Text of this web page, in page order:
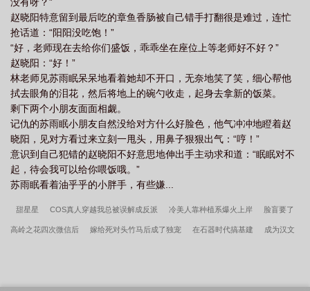
消失了…同一天，在万念俱灰时，他竟然在自己的死对头身上闻到
了难以言喻的香甜气息。-邱寥对新来的转学生挺感兴趣。但一通鸡
飞狗跳的接触下来，他发现这小子目中无人的很，实在欠揍。就在
邱廖对两人关系归于相看两生厌时，这小子竟然红着脸跟他说。“邱
廖，我…能喝一口你的水吗？”邱廖立马就拒绝了：“喝什么喝，我口
水喝不喝啊！”谁知道那家伙竟然娇羞的迟疑了？！-*蛋糕叉子设定*
有私设胆小贪吃大笨蛋诱受x见色起意欠登儿骚攻魔蝎小说
赵晓阳特意留到最后吃的章鱼香肠被自己错手打翻很是难过，连忙
抢话道：“阳阳没吃饱！”
“好，老师现在去给你们盛饭，乖乖坐在座位上等老师好不好？”
赵晓阳：“好！”
林老师见苏雨眠呆呆地看着她却不开口，无奈地笑了笑，细心帮他
拭去眼角的泪花，然后将地上的碗勺收走，起身去拿新的饭菜。
剩下两个小朋友面面相觑。
记仇的苏雨眠小朋友自然没给对方什么好脸色，他气冲冲地瞪着赵
晓阳，见对方看过来立刻一甩头，用鼻子狠狠出气：“哼！”
意识到自己犯错的赵晓阳不好意思地伸出手主动求和道：“眠眠对不
起，待会我可以给你喂饭哦。”
苏雨眠看着油乎乎的小胖手，有些嫌...
甜星星 COS真人穿越我总被误解成反派 冷美人靠种植系爆火上岸 脸盲要了
高岭之花四次微信后 嫁给死对头竹马后成了独宠 在石器时代搞基建 成为汉文